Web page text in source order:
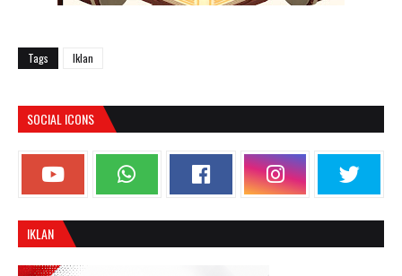
Tags Iklan
SOCIAL ICONS
IKLAN